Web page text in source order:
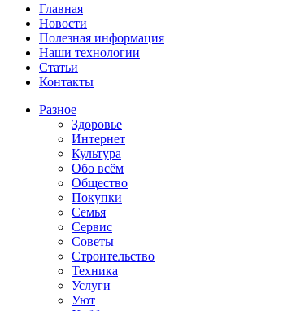
Главная
Новости
Полезная информация
Наши технологии
Статьи
Контакты
Разное
Здоровье
Интернет
Культура
Обо всём
Общество
Покупки
Семья
Сервис
Советы
Строительство
Техника
Услуги
Уют